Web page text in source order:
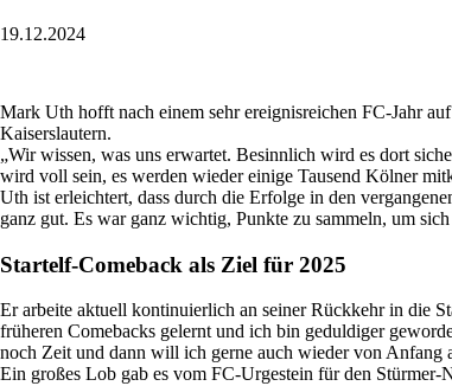
19.12.2024
Mark Uth hofft nach einem sehr ereignisreichen FC-Jahr
Kaiserslautern.
„Wir wissen, was uns erwartet. Besinnlich wird es dort
wird voll sein, es werden wieder einige Tausend Kölner
Uth ist erleichtert, dass durch die Erfolge in den
ganz gut. Es war ganz wichtig, Punkte zu sammeln, um
Startelf-Comeback als Ziel für 2025
Er arbeite aktuell kontinuierlich an seiner Rückkehr in die
früheren Comebacks gelernt und ich bin geduldiger
noch Zeit und dann will ich gerne auch wieder von Anfang
Ein großes Lob gab es vom FC-Urgestein für den